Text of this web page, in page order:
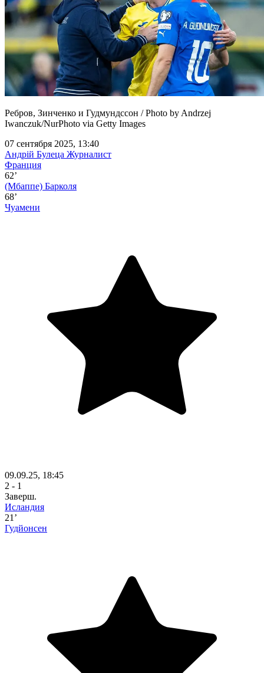
Ребров, Зинченко и Гудмундссон / Photo by Andrzej
Iwanczuk/NurPhoto via Getty Images
07 сентября 2025, 13:40
Андрій Булеца Журналист
Франция
62’
(Мбаппе) Барколя
68’
Чуамени
09.09.25, 18:45
2 - 1
Заверш.
Исландия
21’
Гудйонсен